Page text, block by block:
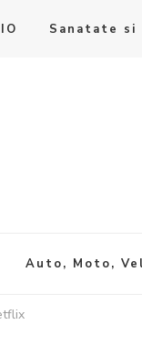
Sanatate si
Auto, Moto,